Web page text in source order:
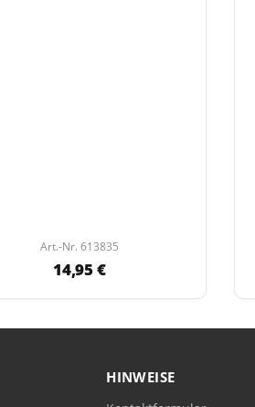
Art.-Nr. 613835
14,95 €
HINWEISE